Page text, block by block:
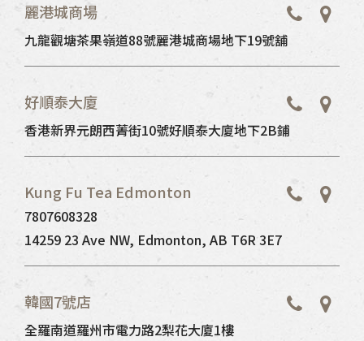
麗港城商場
九龍觀塘茶果嶺道88號麗港城商場地下19號舖
好順泰大廈
香港新界元朗西菁街10號好順泰⼤廈地下2B鋪
Kung Fu Tea Edmonton
7807608328
14259 23 Ave NW, Edmonton, AB T6R 3E7
韓國7號店
全羅南道羅州市電力路2梨花大廈1樓